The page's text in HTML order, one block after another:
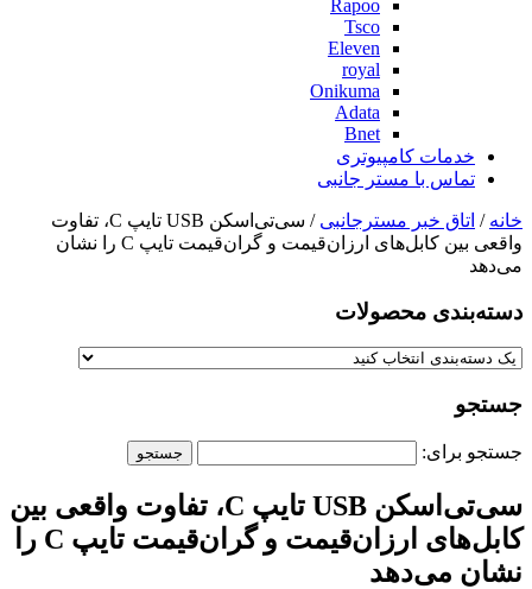
Rapoo
Tsco
Eleven
royal
Onikuma
Adata
Bnet
خدمات کامپیوتری
تماس با مستر جانبی
خانه / اتاق خبر مسترجانبی
/ سی‌تی‌اسکن USB تایپ C، تفاوت
واقعی بین کابل‌های ارزان‌قیمت و گران‌قیمت تایپ C را نشان
می‌دهد
دسته‌بندی‌ محصولات
جستجو
جستجو برای:
سی‌تی‌اسکن USB تایپ C، تفاوت واقعی بین
کابل‌های ارزان‌قیمت و گران‌قیمت تایپ C را
نشان می‌دهد